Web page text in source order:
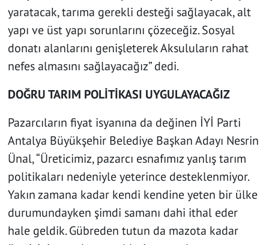
yaratacak, tarıma gerekli desteği sağlayacak, alt
yapı ve üst yapı sorunlarını çözeceğiz. Sosyal
donatı alanlarını genişleterek Aksuluların rahat
nefes almasını sağlayacağız” dedi.
DOĞRU TARIM POLİTİKASI UYGULAYACAĞIZ
Pazarcıların fiyat isyanına da değinen İYİ Parti
Antalya Büyükşehir Belediye Başkan Adayı Nesrin
Ünal, “Üreticimiz, pazarcı esnafımız yanlış tarım
politikaları nedeniyle yeterince desteklenmiyor.
Yakın zamana kadar kendi kendine yeten bir ülke
durumundayken şimdi samanı dahi ithal eder
hale geldik. Gübreden tutun da mazota kadar